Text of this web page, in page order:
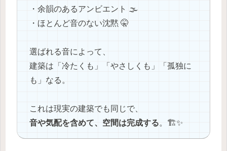
・余韻のあるアンビエント 🌫️
・ほとんど音のない沈黙 🤫
選ばれる音によって、
建築は「冷たくも」「やさしくも」「孤独に
も」なる。
これは現実の建築でも同じで、
音や気配を含めて、空間は完成する。🏗✨